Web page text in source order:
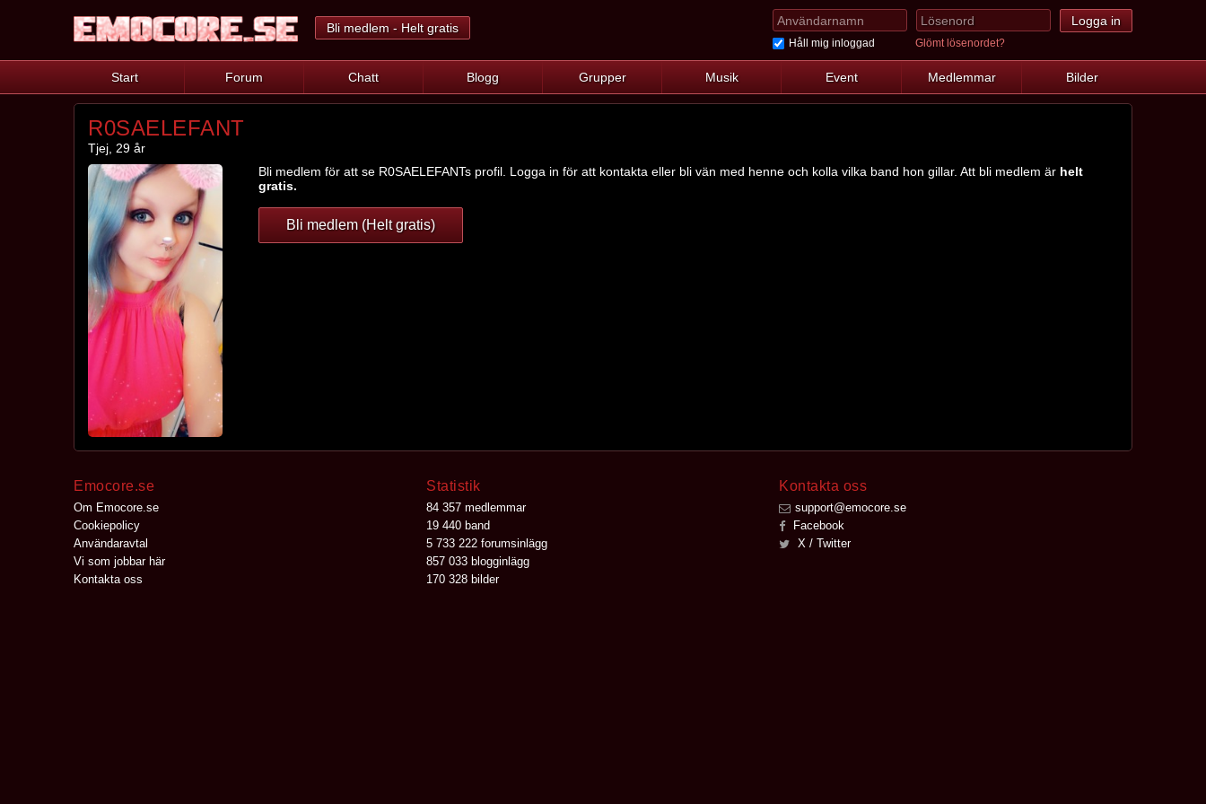
Bli medlem - Helt gratis
Håll mig inloggad Glömt lösenordet?
Start Forum Chatt Blogg Grupper Musik Event Medlemmar Bilder
R0SAELEFANT
Tjej, 29 år
Bli medlem för att se R0SAELEFANTs profil. Logga in för att kontakta eller bli vän med henne och kolla vilka band hon gillar. Att bli medlem är helt
gratis.
Bli medlem (Helt gratis)
Emocore.se
Om Emocore.se
Cookiepolicy
Användaravtal
Vi som jobbar här
Kontakta oss
Statistik
84 357 medlemmar
19 440 band
5 733 222 forumsinlägg
857 033 blogginlägg
170 328 bilder
Kontakta oss
support@emocore.se
Facebook
X / Twitter